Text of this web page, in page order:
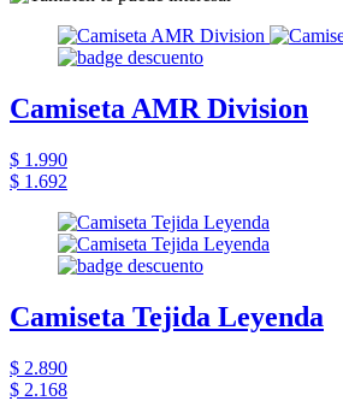
Camiseta AMR Division
$ 1.990
$ 1.692
Camiseta Tejida Leyenda
$ 2.890
$ 2.168